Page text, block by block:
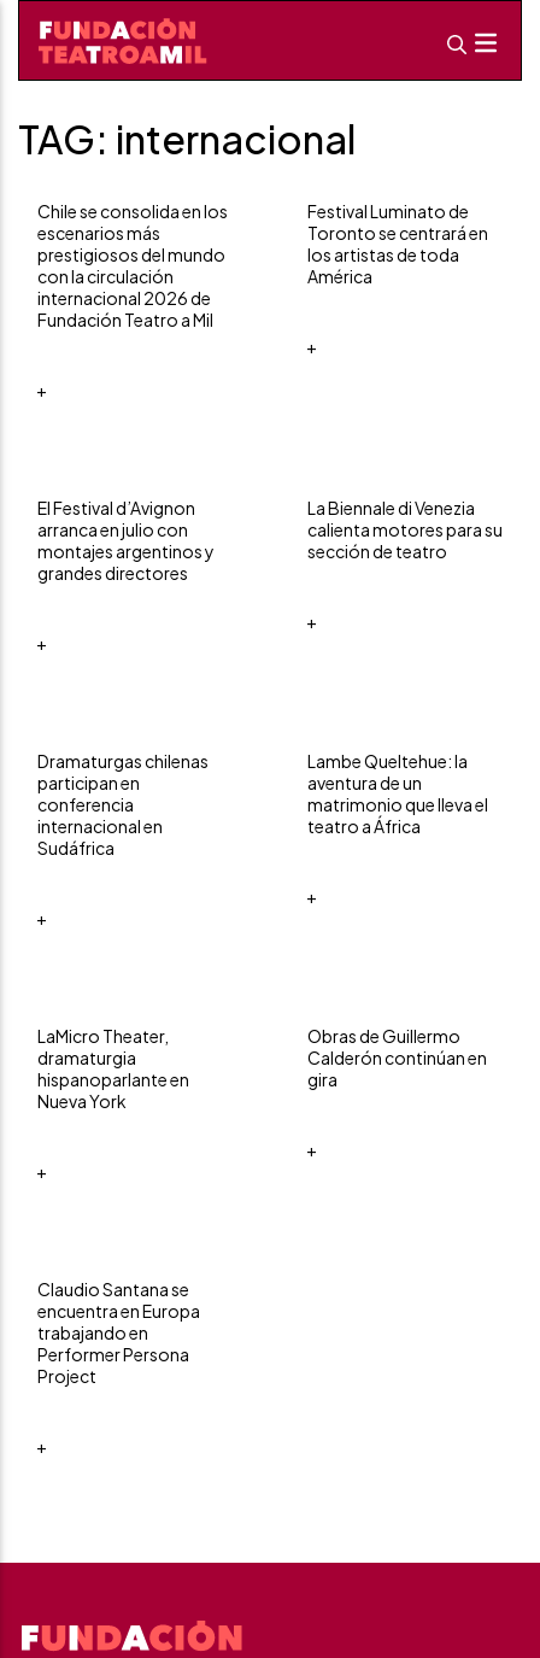
TAG: internacional
Chile se consolida en los
escenarios más
prestigiosos del mundo
con la circulación
internacional 2026 de
Fundación Teatro a Mil
+
Festival Luminato de
Toronto se centrará en
los artistas de toda
América
+
El Festival d’Avignon
arranca en julio con
montajes argentinos y
grandes directores
+
La Biennale di Venezia
calienta motores para su
sección de teatro
+
Dramaturgas chilenas
participan en
conferencia
internacional en
Sudáfrica
+
Lambe Queltehue: la
aventura de un
matrimonio que lleva el
teatro a África
+
LaMicro Theater,
dramaturgia
hispanoparlante en
Nueva York
+
Obras de Guillermo
Calderón continúan en
gira
+
Claudio Santana se
encuentra en Europa
trabajando en
Performer Persona
Project
+